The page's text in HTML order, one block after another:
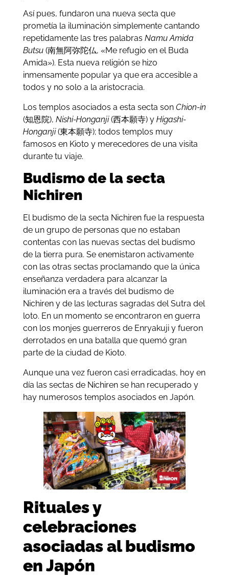
Así pues, fundaron una nueva secta que
prometía la iluminación simplemente cantando
repetidamente las tres palabras Namu Amida
Butsu(南無阿弥陀仏, «Me refugio en el Buda
Amida»). Esta nueva religión se hizo
inmensamente popular ya que era accesible a
todos y no solo a la aristocracia.
Los templos asociados a esta secta son Chion-in
(知恩院), Nishi-Honganji(西本願寺) y Higashi-
Honganji(東本願寺); todos templos muy
famosos en Kioto y merecedores de una visita
durante tu viaje.
Budismode la secta
Nichiren
El budismo de la secta Nichiren fue la respuesta
de un grupo de personas que no estaban
contentas con las nuevas sectas del budismo
de la tierra pura. Se enemistaron activamente
con las otras sectas proclamando que la única
enseñanza verdadera para alcanzar la
iluminación era a través del budismo de
Nichiren y de las lecturas sagradas del Sutra del
loto. En un momento se encontraron en guerra
con los monjes guerreros de Enryakuji y fueron
derrotados en una batalla que quemó gran
parte de la ciudad de Kioto.
Aunque una vez fueron casi erradicadas, hoy en
día las sectas de Nichiren se han recuperado y
hay numerosos templos asociados en Japón.
Rituales y
celebraciones
asociadas al budismo
en Japón